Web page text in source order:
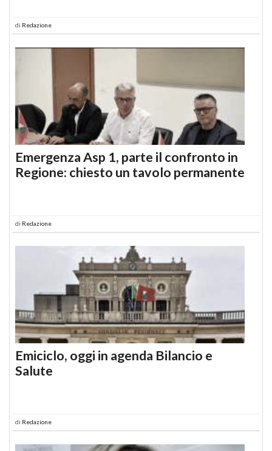
di Redazione
Emergenza Asp 1, parte il confronto in
Regione: chiesto un tavolo permanente
di Redazione
Emiciclo, oggi in agenda Bilancio e
Salute
di Redazione